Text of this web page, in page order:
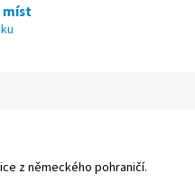
míst
z německého pohraničí.